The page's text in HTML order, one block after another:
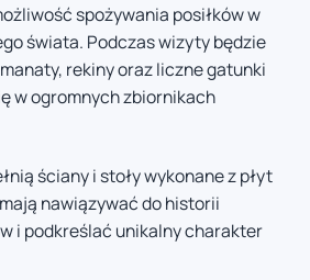
spożywania posiłków w
świata. Podczas wizyty będzie
rekiny oraz liczne gatunki
w ogromnych zbiornikach
ściany i stoły wykonane z płyt
nawiązywać do historii
i podkreślać unikalny charakter